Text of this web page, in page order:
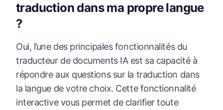
traduction dans ma propre langue
?
Oui, l’une des principales fonctionnalités du
traducteur de documents IA est sa capacité à
répondre aux questions sur la traduction dans
la langue de votre choix. Cette fonctionnalité
interactive vous permet de clarifier toute